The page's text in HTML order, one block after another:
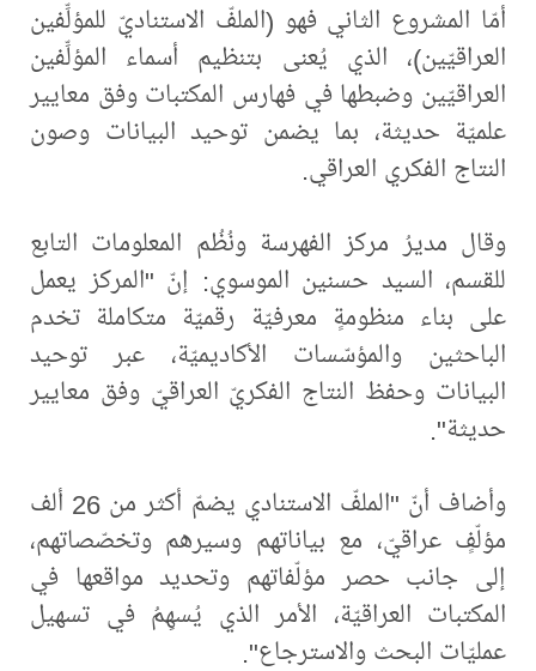
أمّا المشروع الثاني فهو (الملفّ الاستناديّ للمؤلِّفين
العراقيّين)، الذي يُعنى بتنظيم أسماء المؤلِّفين
العراقيّين وضبطها في فهارس المكتبات وفق معايير
علميّة حديثة، بما يضمن توحيد البيانات وصون
النتاج الفكري العراقي.
وقال مديرُ مركز الفهرسة ونُظُم المعلومات التابع
للقسم، السيد حسنين الموسوي: إنّ "المركز يعمل
على بناء منظومةٍ معرفيّة رقميّة متكاملة تخدم
الباحثين والمؤسّسات الأكاديميّة، عبر توحيد
البيانات وحفظ النتاج الفكريّ العراقيّ وفق معايير
حديثة".
وأضاف أنّ "الملفّ الاستنادي يضمّ أكثر من 26 ألف
مؤلّفٍ عراقيّ، مع بياناتهم وسيرهم وتخصّصاتهم،
إلى جانب حصر مؤلّفاتهم وتحديد مواقعها في
المكتبات العراقيّة، الأمر الذي يُسهِمُ في تسهيل
عمليّات البحث والاسترجاع".